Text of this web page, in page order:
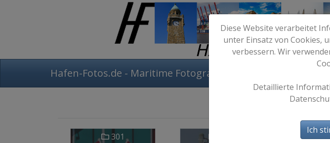
Hafen-Fotos.de - Maritime Fotografie
301
Diese Website verarbeitet
unter Einsatz von Cookies,
verbessern. Wir
Detaillierte
Ich